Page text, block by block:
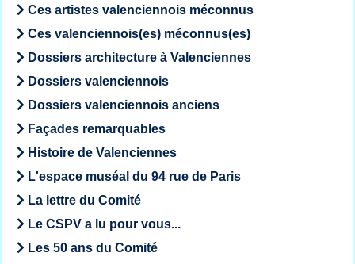
Ces artistes valenciennois méconnus
Ces valenciennois(es) méconnus(es)
Dossiers architecture à Valenciennes
Dossiers valenciennois
Dossiers valenciennois anciens
Façades remarquables
Histoire de Valenciennes
L'espace muséal du 94 rue de Paris
La lettre du Comité
Le CSPV a lu pour vous...
Les 50 ans du Comité